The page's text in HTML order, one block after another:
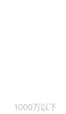
1000万以下